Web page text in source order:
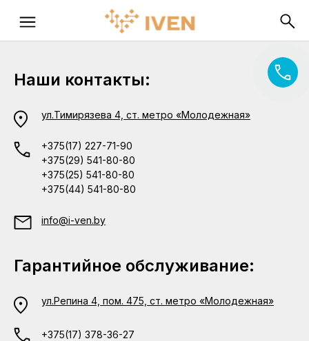
Наши контакты:
ул.Тимирязева 4, ст. метро «Молодежная»
+375(17) 227-71-90
+375(29) 541-80-80
+375(25) 541-80-80
+375(44) 541-80-80
info@i-ven.by
Гарантийное обслуживание:
ул.Репина 4, пом. 475, ст. метро «Молодежная»
+375(17) 378-36-27